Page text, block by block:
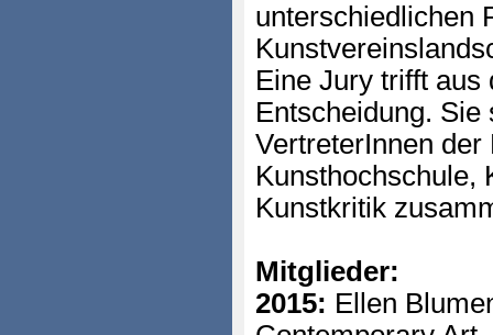
unterschiedlichen
Eine Jury trifft aus
Entscheidung. Sie
VertreterInnen
Kunsthochschule,
Kunstkritik
Mitglieder:
2015: Ellen